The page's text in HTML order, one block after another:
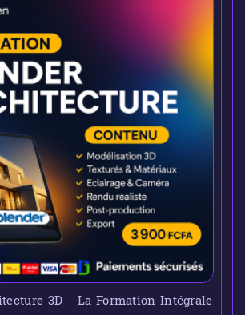
3D – La Formation Intégrale